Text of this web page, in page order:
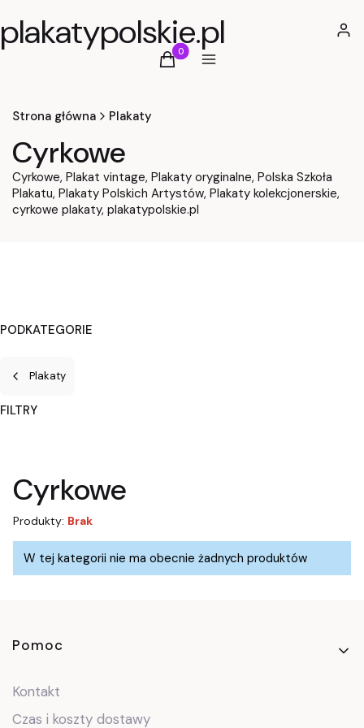
plakatypolskie.pl
Produkty w koszyku: 0. Zobacz
Koszyk Menu
Strona główna Plakaty
Cyrkowe
Cyrkowe, Plakat vintage, Plakaty oryginalne, Polska Szkoła
Plakatu, Plakaty Polskich Artystów, Plakaty kolekcjonerskie,
cyrkowe plakaty, plakatypolskie.pl
PODKATEGORIE
Plakaty
FILTRY
Cyrkowe
Produkty: Brak
Lista produktów
W tej kategorii nie ma obecnie żadnych produktów
Linki w stopce
Pomoc
Kontakt
Czas i koszty dostawy